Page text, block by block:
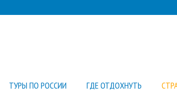
ТУРЫ ПО РОССИИ ГДЕ ОТДОХНУТЬ